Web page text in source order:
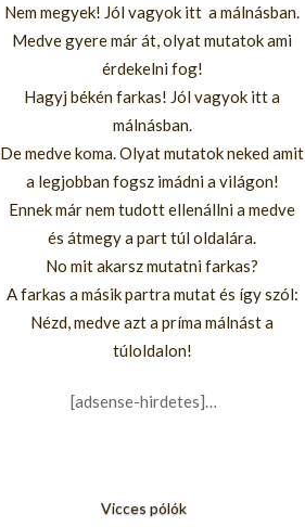
Nem megyek! Jól vagyok itt a málnásban.
Medve gyere már át, olyat mutatok ami
érdekelni fog!
Hagyj békén farkas! Jól vagyok itt a
málnásban.
De medve koma. Olyat mutatok neked amit
a legjobban fogsz imádni a világon!
Ennek már nem tudott ellenállni a medve
és átmegy a part túl oldalára.
No mit akarsz mutatni farkas?
A farkas a másik partra mutat és így szól:
Nézd, medve azt a príma málnást a
túloldalon!
[adsense-hirdetes]…
Vicces pólók